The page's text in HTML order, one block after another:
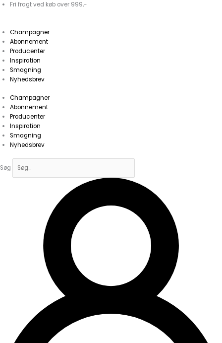
Gå
Fri fragt ved køb over 999,-
Champagner
Abonnement
Producenter
Inspiration
Smagning
Nyhedsbrev
Champagner
Abonnement
Producenter
Inspiration
Smagning
Nyhedsbrev
Søg